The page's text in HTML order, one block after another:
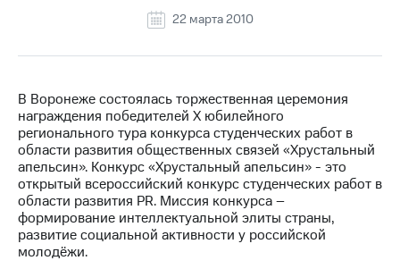
информация
Контакты
Медиа-центр
Пресс-
релизы
МТС
о технологиях
Достижения
22 марта 2010
В Воронеже состоялась торжественная церемония
награждения победителей X юбилейного
регионального тура конкурса студенческих работ в
области развития общественных связей «Хрустальный
апельсин». Конкурс «Хрустальный апельсин» - это
открытый всероссийский конкурс студенческих работ в
области развития PR. Миссия конкурса –
формирование интеллектуальной элиты страны,
развитие социальной активности у российской
молодёжи.